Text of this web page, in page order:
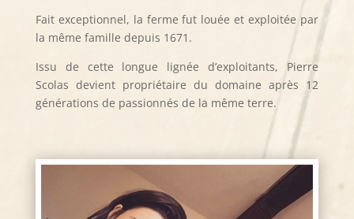
Fait exceptionnel, la ferme fut louée et exploitée par
la même famille depuis 1671.
Issu de cette longue lignée d’exploitants, Pierre
Scolas devient propriétaire du domaine après 12
générations de passionnés de la même terre.